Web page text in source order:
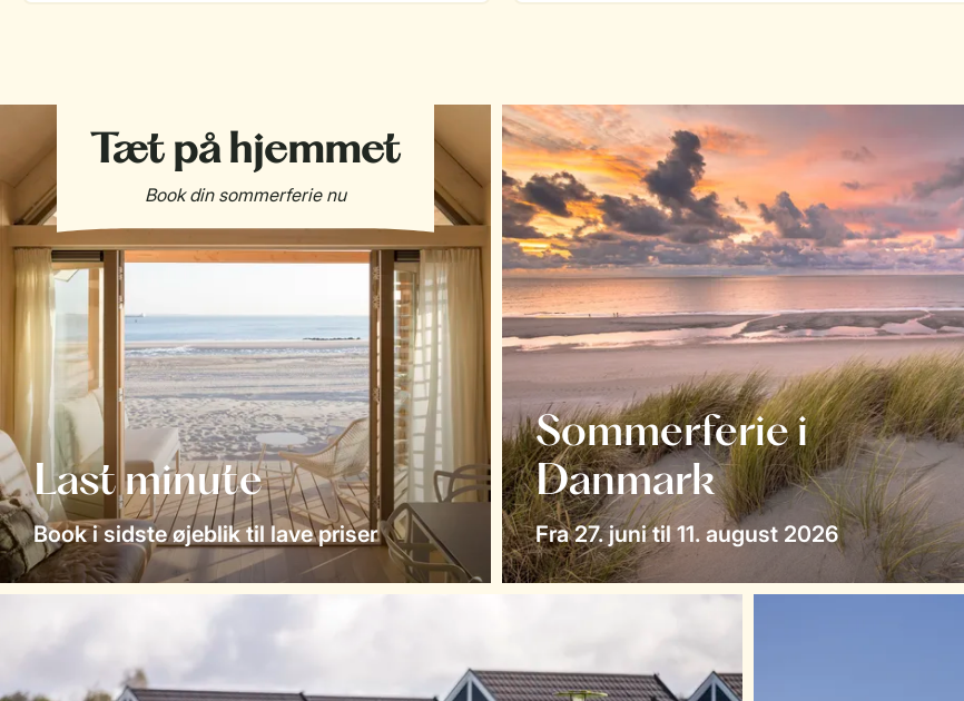
Last minute
Book i sidste øjeblik til lave priser
Sommerferie i
Danmark
Fra 27. juni til 11. august 2026